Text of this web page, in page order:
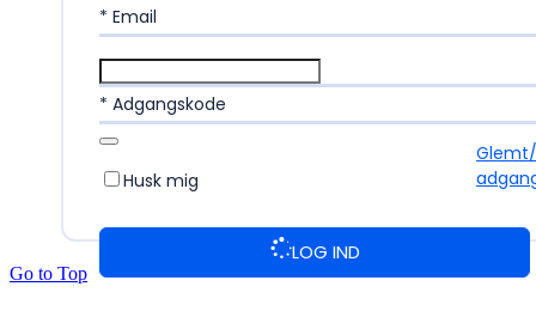
* Email
* Adgangskode
Husk mig
LOG IND
Go to Top